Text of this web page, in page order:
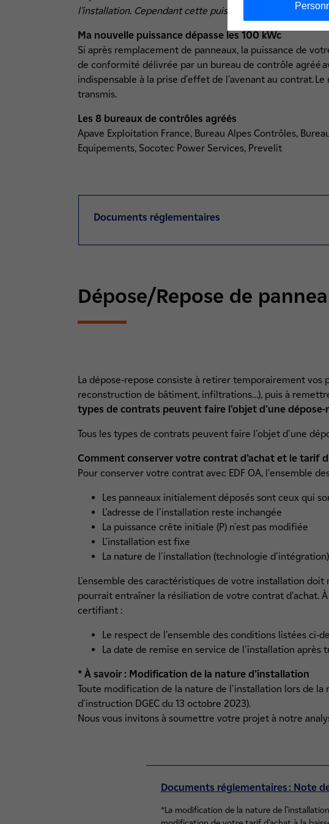
l’installation. Cependant cette puissance est plafonnée à
Ma nouvelle puissance dépasse les 100 kWc
Si après remplacement de panneaux, la puissance de
de conformité délivrée par un bureau de contrôle agréé
indispensable à la prise d'effet de l'avenant au contrat.
transmis.
Les 8 bureaux de contrôles agréés
Apave Exploitation France, Bureau Alpes Contrôles,
Equipements, Socotec Power Services, Prevelit
Documents réglementaires
Dépose/Repose de
La dépose-repose consiste à retirer temporairement
reconstruction de bâtiment, infiltrations…), puis à
types de contrats peuvent faire l'objet d'une dépose-
Tous les types de contrats peuvent faire l'objet d'une
Comment conserver votre contrat d’achat et le tarif
Pour conserver votre contrat avec EDF OA, l'ensemble
Les panneaux initialement déposés sont ceux qui
L'adresse de l'installation reste inchangée
La puissance crête initiale (P) n'est pas modifiée
L'installation est fixe
La nature de l'installation (technologie
L'ensemble des caractéristiques de votre installation
pourrait entraîner la résiliation de votre contrat d'achat.
certifiant :
Le respect de l'ensemble des conditions listées ci-
La date de remise en service de l'installation après
* À savoir : Modification de la nature d’installation
Toute modification de la nature de l'installation lors de
d'instruction DGEC du 13 octobre 2023).
Nous vous invitons à soumettre votre projet à notre
Documents réglementaires : Note
*La modification de la nature de